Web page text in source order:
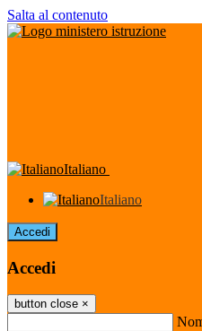
Salta al contenuto
Italiano
Italiano
Accedi
Accedi
button close ×